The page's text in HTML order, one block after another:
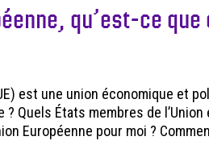
qu’est-ce que
est une union économique et
Quels États membres de
Européenne pour moi ?